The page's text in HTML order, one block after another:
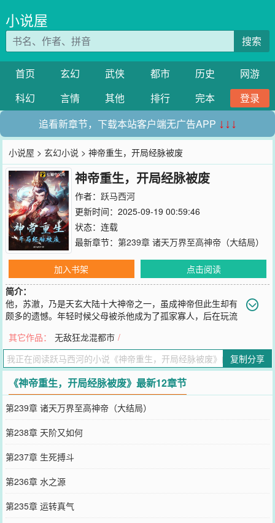
小说屋
搜索
首页 玄幻 武侠 都市 历史
网游
科幻
言情 其他 排行 完本
登录
追看新章节，下载本站客户端无广告APP ↓↓↓
小说屋 >玄幻小说 > 神帝重生，开局经脉被废
神帝重生，开局经脉被废
作者： 跃马西河
更新时间：2025-09-19 00:59:46
状态：连载
最新章节： 第239章 诸天万界至高神帝（大结局）
加入书架
点击阅读
简介：
他，苏澈，乃是天玄大陆十大神帝之一，虽成神帝但此生却有
颇多的遗憾。年轻时候父母被杀他成为了孤家寡人，后在玩流
最后成为了一方霸主。半年前他偶然得到了一件可以倒流时间的法
宝，使用以后法宝破碎，他身上经脉尽断，不过好在却成功回到了年
少之时。不过.....好像现在所有人都以为自己身上的经脉全断是因为和
王家少爷打斗而导致的。没事，我一代神帝反手修复经脉，既然重回
少年之时，必要再创辉煌……
您要是觉得《
神帝重生，开局经脉被废
QQ群和微博微信里的朋友推荐哦！
其它作品： 无敌狂龙混都市 /
复制分享
《神帝重生，开局经脉被废》最新12章节
第239章 诸天万界至高神帝（大结局）
第238章 天阶又如何
第237章 生死搏斗
第236章 水之源
第235章 运转真气